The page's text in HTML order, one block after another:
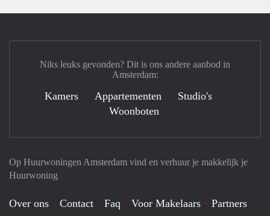
Op Huurwoningen Amsterdam vind en verhuur je makkelijk je
Huurwoning
Over ons Contact Faq Voor Makelaars Partners
Niks leuks gevonden? Dit is ons andere aanbod in
Amsterdam:
Kamers Appartementen
Studio's
Woonboten